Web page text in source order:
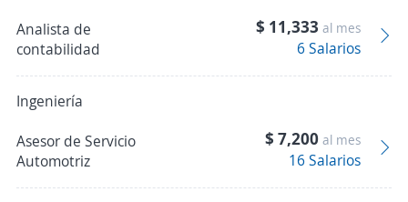
Analista de
contabilidad
$ 11,333 al mes
6 Salarios
Ingeniería
Asesor de Servicio
Automotriz
$ 7,200 al mes
16 Salarios